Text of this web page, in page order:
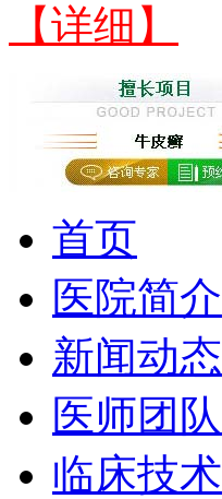
【详细】
首页
医院简介
新闻动态
医师团队
临床技术